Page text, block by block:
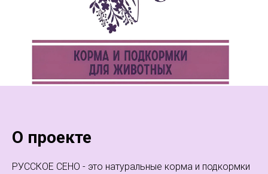
О проекте
РУССКОЕ СЕНО - это натуральные корма и подкормки